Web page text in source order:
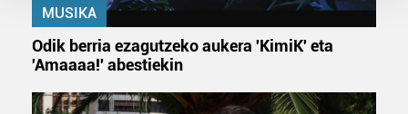
Guk eta gure bazkideek zure datu pertsonalak
prozesatzen ditugu, zure IP zenbakia, besteak beste,
teknologia erabiliz, cookieak adibidez, iragarki eta eduki
neurtzeko, jendeari buruzko informazioa biltzeko eta
MUSIKA
Odik berria ezagutzeko aukera 'KimiK' eta
'Amaaaa!' abestiekin